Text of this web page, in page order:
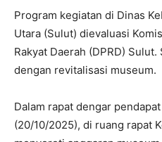
Program kegiatan di Dinas
Utara (Sulut) dievaluasi
Rakyat Daerah (DPRD)
dengan revitalisasi museum.
Dalam rapat dengar
(20/10/2025), di ruang rapat